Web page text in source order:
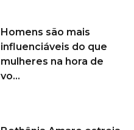
Homens são mais
influenciáveis do que
mulheres na hora de
vo...